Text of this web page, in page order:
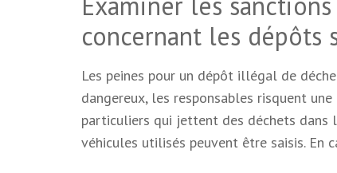
concernant les dépôts
Les peines pour un dépôt illégal de
dangereux, les responsables risquent
particuliers qui jettent des déchets dans
véhicules utilisés peuvent être saisis. En